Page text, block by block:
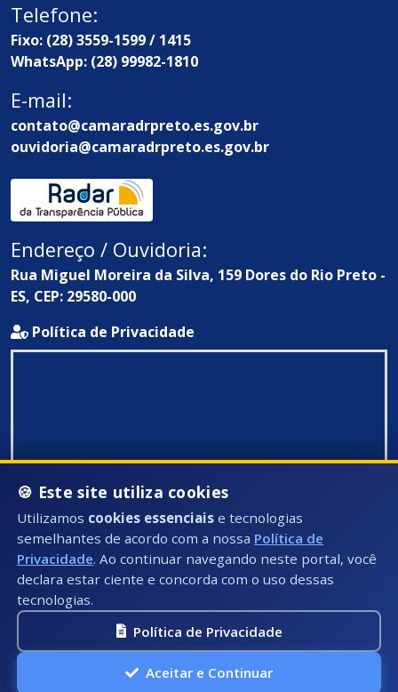
Telefone:
Fixo: (28) 3559-1599 / 1415
WhatsApp: (28) 99982-1810
E-mail:
contato@camaradrpreto.es.gov.br
ouvidoria@camaradrpreto.es.gov.br
Endereço / Ouvidoria:
Rua Miguel Moreira da Silva, 159 Dores do Rio Preto -
ES, CEP: 29580-000
Política de Privacidade
Todos Direitos Reservados ©: 2026
🍪 Este site utiliza cookies
Utilizamos cookies essenciais e tecnologias
semelhantes de acordo com a nossa Política de
Privacidade. Ao continuar navegando neste portal, você
declara estar ciente e concorda com o uso dessas
tecnologias.
Política de Privacidade
Aceitar e Continuar